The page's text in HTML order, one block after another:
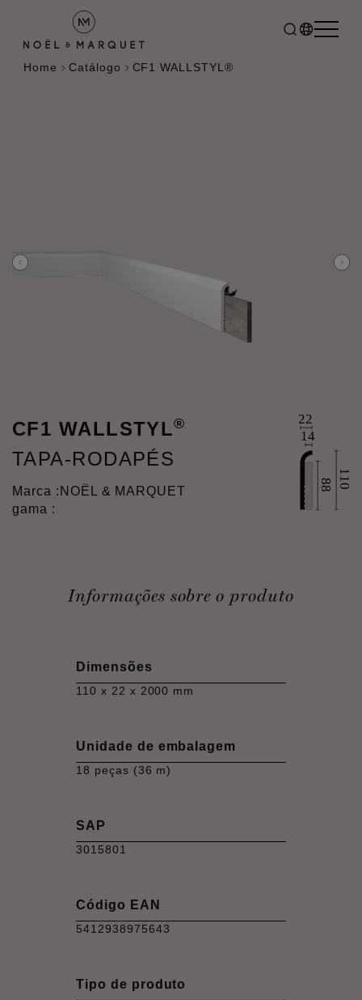
Home Catálogo CF1 WALLSTYL®
CF1 WALLSTYL®
TAPA-RODAPÉS
Marca : NOËL & MARQUET
gama :
Informações sobre o produto
Dimensões
110 x 22 x 2000 mm
Unidade de embalagem
18 peças (36 m)
SAP
3015801
Código EAN
5412938975643
Tipo de produto